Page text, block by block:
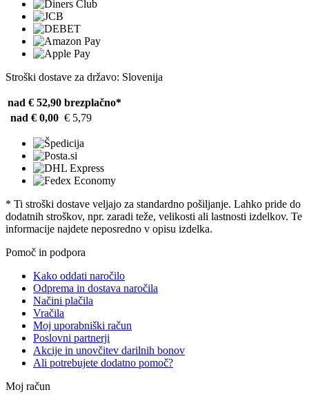
Stroški dostave za državo: Slovenija
nad € 52,90 brezplačno*
nad € 0,00 € 5,79
* Ti stroški dostave veljajo za standardno pošiljanje. Lahko pride do
dodatnih stroškov, npr. zaradi teže, velikosti ali lastnosti izdelkov. Te
informacije najdete neposredno v opisu izdelka.
Pomoč in podpora
Kako oddati naročilo
Odprema in dostava naročila
Načini plačila
Vračila
Moj uporabniški račun
Poslovni partnerji
Akcije in unovčitev darilnih bonov
Ali potrebujete dodatno pomoč?
Moj račun